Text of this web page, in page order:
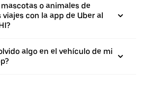
o animales de
viajes con la app de Uber al
algo en el vehículo de mi